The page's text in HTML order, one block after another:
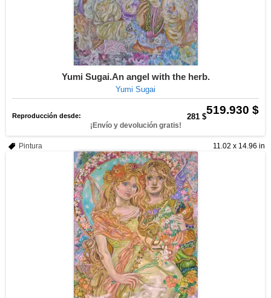
Yumi Sugai.An angel with the herb.
Yumi Sugai
519.930 $
Reproducción desde: 281 $
¡Envío y devolución gratis!
11.02 x 14.96 in
Pintura